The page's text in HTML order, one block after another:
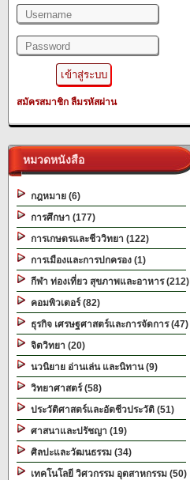
สมัครสมาชิก ลืมรหัสผ่าน
หมวดหนังสือ
กฎหมาย (6)
การศึกษา (177)
การเกษตรและชีววิทยา (122)
การเมืองและการปกครอง (1)
กีฬา ท่องเที่ยว สุขภาพและอาหาร (212)
คอมพิวเตอร์ (82)
ธุรกิจ เศรษฐศาสตร์และการจัดการ (47)
จิตวิทยา (20)
นวนิยาย อ่านเล่น และนิทาน (9)
วิทยาศาสตร์ (58)
ประวัติศาสตร์และอัตชีวประวัติ (51)
ศาสนาและปรัชญา (19)
ศิลปะและวัฒนธรรม (34)
เทคโนโลยี วิศวกรรม อุตสาหกรรม (50)